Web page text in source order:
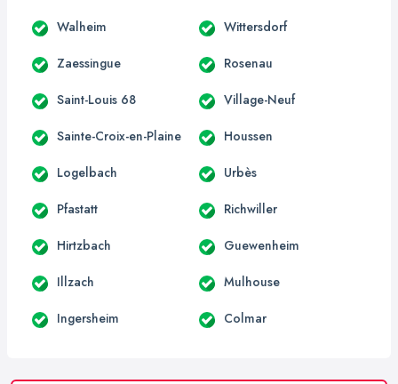
Walheim Wittersdorf
Zaessingue Rosenau
Saint-Louis 68 Village-Neuf
Sainte-Croix-en-Plaine Houssen
Logelbach Urbès
Pfastatt Richwiller
Hirtzbach Guewenheim
Illzach Mulhouse
Ingersheim Colmar